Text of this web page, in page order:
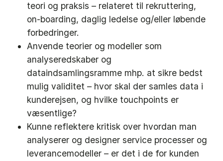
teori og praksis – relateret til rekruttering,
on-boarding, daglig ledelse og/eller løbende
forbedringer.
Anvende teorier og modeller som
analyseredskaber og
dataindsamlingsramme mhp. at sikre bedst
mulig validitet – hvor skal der samles data i
kunderejsen, og hvilke touchpoints er
væsentlige?
Kunne reflektere kritisk over hvordan man
analyserer og designer service processer og
leverancemodeller – er det i de for kunden